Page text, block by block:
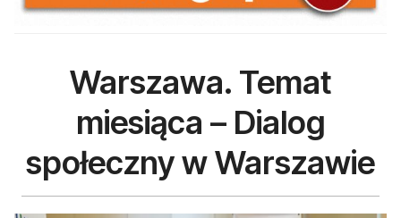
Warszawa. Temat
miesiąca – Dialog
społeczny w Warszawie